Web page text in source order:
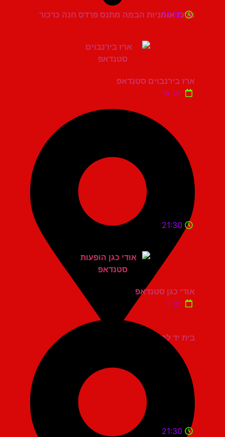
מרכז אומניות הבמה מתנס פרדס חנה כרכור
21:30
ארז בירנבוים סטנדאפ
יום ש'
בית יד לבנים אשדוד
21:30
אודי כגן סטנדאפ
יום ו'
21:30